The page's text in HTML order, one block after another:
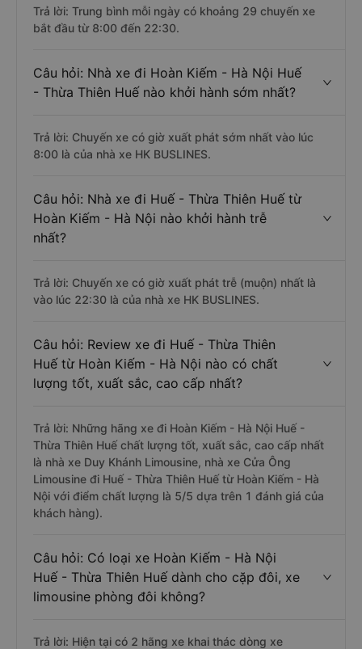
Trả lời: Trung bình mỗi ngày có khoảng 29 chuyến xe
bắt đầu từ 8:00 đến 22:30.
Câu hỏi: Nhà xe đi Hoàn Kiếm - Hà Nội Huế
- Thừa Thiên Huế nào khởi hành sớm nhất?
Trả lời: Chuyến xe có giờ xuất phát sớm nhất vào lúc
8:00 là của nhà xe HK BUSLINES.
Câu hỏi: Nhà xe đi Huế - Thừa Thiên Huế từ
Hoàn Kiếm - Hà Nội nào khởi hành trễ
nhất?
Trả lời: Chuyến xe có giờ xuất phát trễ (muộn) nhất là
vào lúc 22:30 là của nhà xe HK BUSLINES.
Câu hỏi: Review xe đi Huế - Thừa Thiên
Huế từ Hoàn Kiếm - Hà Nội nào có chất
lượng tốt, xuất sắc, cao cấp nhất?
Trả lời: Những hãng xe đi Hoàn Kiếm - Hà Nội Huế -
Thừa Thiên Huế chất lượng tốt, xuất sắc, cao cấp nhất
là nhà xe Duy Khánh Limousine, nhà xe Cửa Ông
Limousine đi Huế - Thừa Thiên Huế từ Hoàn Kiếm - Hà
Nội với điểm chất lượng là 5/5 dựa trên 1 đánh giá của
khách hàng).
Câu hỏi: Có loại xe Hoàn Kiếm - Hà Nội
Huế - Thừa Thiên Huế dành cho cặp đôi, xe
limousine phòng đôi không?
Trả lời: Hiện tại có 2 hãng xe khai thác dòng xe